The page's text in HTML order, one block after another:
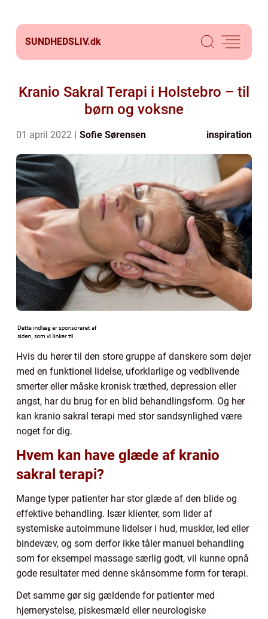
SUNDHEDSLIV.dk
Kranio Sakral Terapi i Holstebro – til
børn og voksne
01 april 2022 Sofie Sørensen inspiration
Hvis du hører til den store gruppe af danskere som døjer
med en funktionel lidelse, uforklarlige og vedblivende
smerter eller måske kronisk træthed, depression eller
angst, har du brug for en blid behandlingsform. Og her
kan kranio sakral terapi med stor sandsynlighed være
noget for dig.
Hvem kan have glæde af kranio
sakral terapi?
Mange typer patienter har stor glæde af den blide og
effektive behandling. Især klienter, som lider af
systemiske autoimmune lidelser i hud, muskler, led eller
bindevæv, og som derfor ikke tåler manuel behandling
som for eksempel massage særlig godt, vil kunne opnå
gode resultater med denne skånsomme form for terapi.
Det samme gør sig gældende for patienter med
hjernerystelse, piskesmæld eller neurologiske